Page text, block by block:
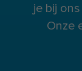
je bij
Onze